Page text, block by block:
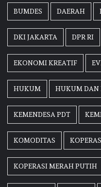
BUMDES DAERAH
DKI JAKARTA DPR RI
EKONOMI KREATIF
HUKUM HUKUM DAN
KEMENDESA PDT
KOMODITAS
KOPERASI MERAH PUTIH